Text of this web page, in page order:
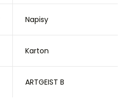
Napisy
Karton
ARTGEIST B